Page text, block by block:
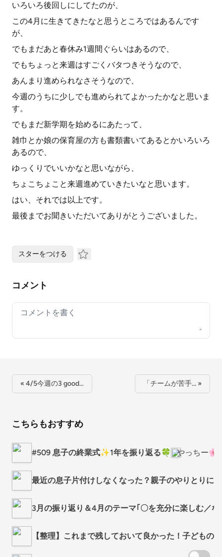
いろいろ後回しにしてたのが、
この4月に生きてきたなと思うところではあるんです
が、
でもまだあと春休み1週間ぐらいはあるので、
でもちょっと来週はすごくバタつきそうなので、
あんまり進められなさそうなので、
今週のうちに少しでも進められてよかったかなと思いま
す。
でもまだ新学期を始めるにあたって、
雑巾とか娘の保育屋の方も書類書いてあるとかいろいろ
あるので、
ゆっくりでいいかなと思いながら、
ちょこちょこと来週進めていきたいなと思います。
はい、それでは以上です。
最後までお聞きいただいてありがとうございました。
スターをつける
コメント
Your comment
« 4/5今週の3 good… 「チームが苦手… »
こちらもおすすめ
#509 息子の終業式✨1年を振り返る🍀 やっちー🌸
最近の息子片付けしなくなった？親子のやりとりに
3月の振り返り＆4月のテーマ｢〇を充分に楽しむ／
【整理】これまで残しておいて良かった！子どもの